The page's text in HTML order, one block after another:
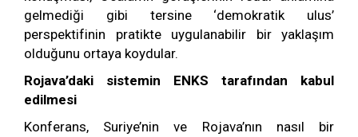
gelmediği gibi tersine ‘demokratik ulus’
perspektifinin pratikte uygulanabilir bir yaklaşım
olduğunu ortaya koydular.
Rojava’daki sistemin ENKS tarafından kabul
edilmesi
Konferans, Suriye’nin ve Rojava’nın nasıl bir